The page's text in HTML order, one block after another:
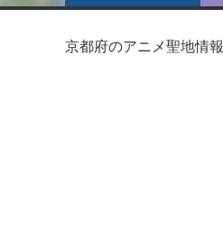
京都府のアニメ聖地情報